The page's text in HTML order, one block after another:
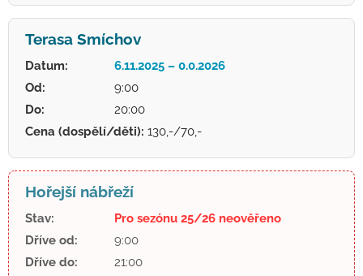
Terasa Smíchov
Datum:
6.11.2025 – 0.0.2026
Od:
9:00
Do:
20:00
Cena (dospělí/děti): 130,-/70,-
Hořejší nábřeží
Stav:
Pro sezónu 25/26 neověřeno
Dříve od:
9:00
Dříve do:
21:00